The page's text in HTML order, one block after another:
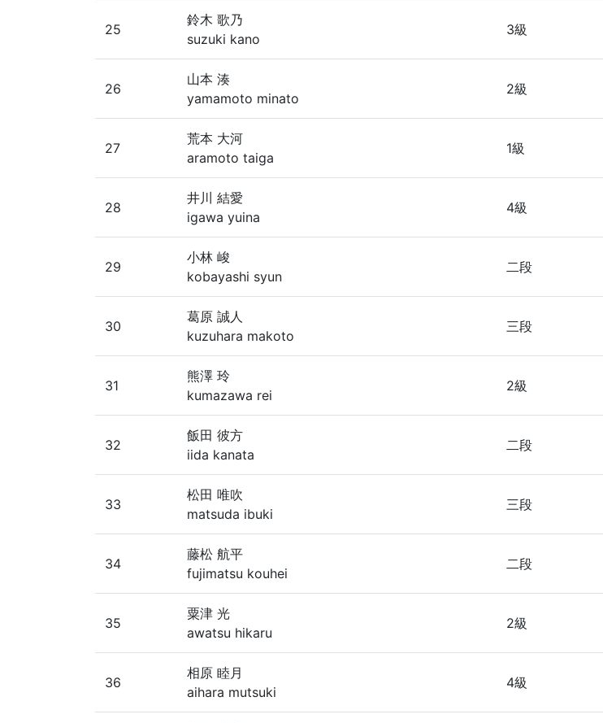
25
鈴木 歌乃
suzuki kano
3級
26
山本 湊
yamamoto minato
2級
27
荒本 大河
aramoto taiga
1級
28
井川 結愛
igawa yuina
4級
29
小林 峻
kobayashi syun
二段
30
葛原 誠人
kuzuhara makoto
三段
31
熊澤 玲
kumazawa rei
2級
32
飯田 彼方
iida kanata
二段
33
松田 唯吹
matsuda ibuki
三段
34
藤松 航平
fujimatsu kouhei
二段
35
粟津 光
awatsu hikaru
2級
36
相原 睦月
aihara mutsuki
4級